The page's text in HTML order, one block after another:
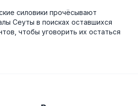
силовики прочёсывают
Сеуты в поисках оставшихся
чтобы уговорить их остаться